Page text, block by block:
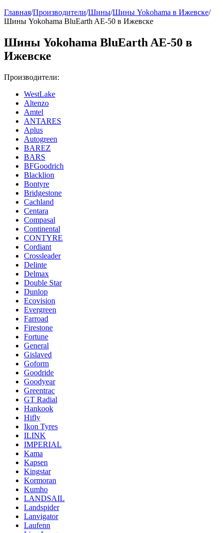
Главная/Производители/Шины/Шины Yokohama в Ижевске/
Шины Yokohama BluEarth AE-50 в Ижевске
Шины Yokohama BluEarth AE-50 в
Ижевске
Производители:
WestLake
Altenzo
Amtel
ANTARES
Aplus
Autogreen
BAREZ
BARS
BFGoodrich
Blacklion
Bontyre
Bridgestone
Cachland
Centara
Compasal
Continental
CONTYRE
Cordiant
Crossleader
Delinte
Delmax
Double Star
Dunlop
Ecovision
Evergreen
Farroad
Firestone
Fortune
General
Gislaved
Goform
Goodride
Goodyear
Greentrac
GT Radial
Hankook
Hifly
Ikon Tyres
ILINK
IMPERIAL
Kama
Kapsen
Kingstar
Kormoran
Kumho
LANDSAIL
Landspider
Lanvigator
Laufenn